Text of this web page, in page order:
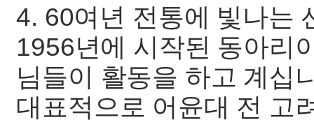
4. 60여년 전통에 빛나는
1956년에 시작된 동아리
님들이 활동을 하고 계십
대표적으로 어윤대 전 고